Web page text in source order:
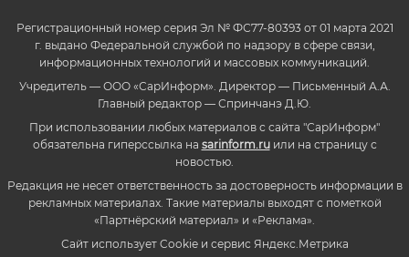
Регистрационный номер серия Эл № ФС77-80393 от 01 марта 2021
г. выдано Федеральной службой по надзору в сфере связи,
информационных технологий и массовых коммуникаций.
Учредитель — ООО «СарИнформ». Директор — Письменный А.А.
Главный редактор — Спринчанэ Д.Ю.
При использовании любых материалов с сайта "СарИнформ"
обязательна гиперссылка на sarinform.ruили на страницу с
новостью.
Редакция не несет ответственность за достоверность информации в
рекламных материалах. Такие материалы выходят с пометкой
«Партнёрский материал» и «Реклама».
Сайт использует Cookie и сервиc Яндекс.Метрика